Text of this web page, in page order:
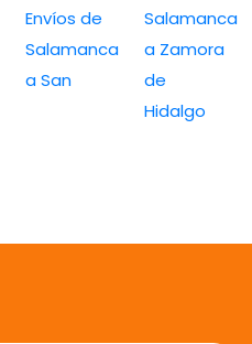
Envíos de
Salamanca
a San
Salamanca
a Zamora
de
Hidalgo